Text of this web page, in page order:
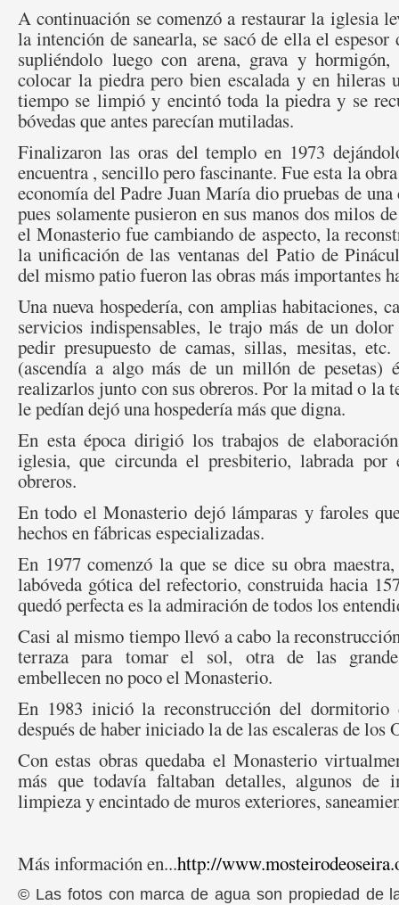
A continuación se comenzó a restaurar la iglesia
la intención de sanearla, se sacó de ella el
supliéndolo luego con arena, grava y
colocar la piedra pero bien escalada y en hileras
tiempo se limpió y encintó toda la piedra y se
bóvedas que antes parecían mutiladas.
Finalizaron las oras del templo en 1973
encuentra , sencillo pero fascinante. Fue esta la
economía del Padre Juan María dio pruebas de
pues solamente pusieron en sus manos dos milos
el Monasterio fue cambiando de aspecto, la
la unificación de las ventanas del Patio de
del mismo patio fueron las obras más importantes
Una nueva hospedería, con amplias habitaciones,
servicios indispensables, le trajo más de un
pedir presupuesto de camas, sillas, mesitas,
(ascendía a algo más de un millón de pesetas)
realizarlos junto con sus obreros. Por la mitad o la
le pedían dejó una hospedería más que digna.
En esta época dirigió los trabajos de
iglesia, que circunda el presbiterio, labrada
obreros.
En todo el Monasterio dejó lámparas y faroles
hechos en fábricas especializadas.
En 1977 comenzó la que se dice su obra
labóveda gótica del refectorio, construida hacia
quedó perfecta es la admiración de todos los
Casi al mismo tiempo llevó a cabo la
terraza para tomar el sol, otra de las
embellecen no poco el Monasterio.
En 1983 inició la reconstrucción del dormitorio
después de haber iniciado la de las escaleras de los
Con estas obras quedaba el Monasterio
más que todavía faltaban detalles, algunos de
limpieza y encintado de muros exteriores,
Más información en...http://
© Las fotos con marca de agua son propiedad de